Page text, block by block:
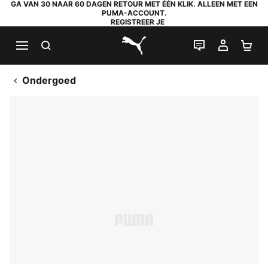
GA VAN 30 NAAR 60 DAGEN RETOUR MET ÉÉN KLIK. ALLEEN MET EEN
PUMA-ACCOUNT.
REGISTREER JE
PUMA.com
LIVE CHAT
MIJN
Ondergoed